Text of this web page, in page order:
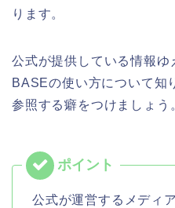
ります。
公式が提供している情報ゆ
BASEの使い方について知
参照する癖をつけましょう
公式が運営するメディ